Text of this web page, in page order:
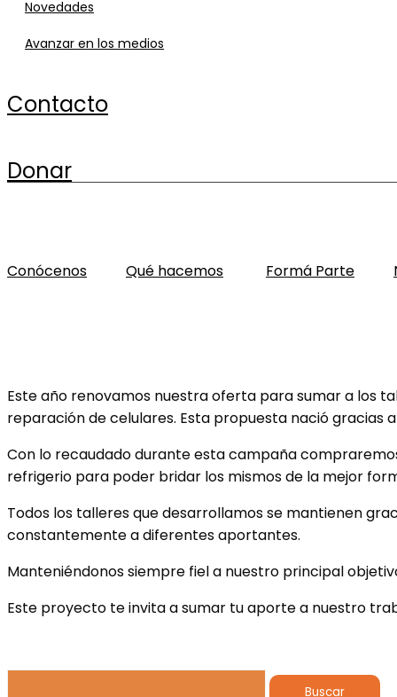
novedades
avanzar en los medios
contacto
donar
Conócenos Qué hacemos Formá Parte
Proyecto IDEAME SOCIAL
Este año renovamos nuestra oferta para sumar a los
reparación de celulares. Esta propuesta nació gracias
Con lo recaudado durante esta campaña
refrigerio para poder bridar los mismos de la mejor
Todos los talleres que desarrollamos se mantienen
constantemente a diferentes aportantes.
Manteniéndonos siempre fiel a nuestro principal
Este proyecto te invita a sumar tu aporte a nuestro